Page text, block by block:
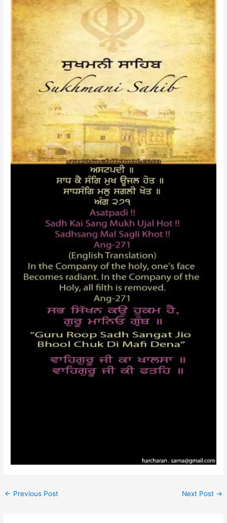
← Previous Post Next Post →